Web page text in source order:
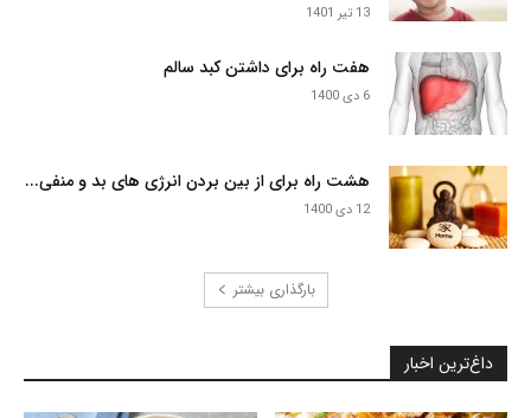
13 تیر 1401
هفت راه برای داشتن کبد سالم
6 دی 1400
هشت راه برای از بین بردن انرژی های بد و منفی...
12 دی 1400
بارگذاری بیشتر
داغ‌ترین اخبار